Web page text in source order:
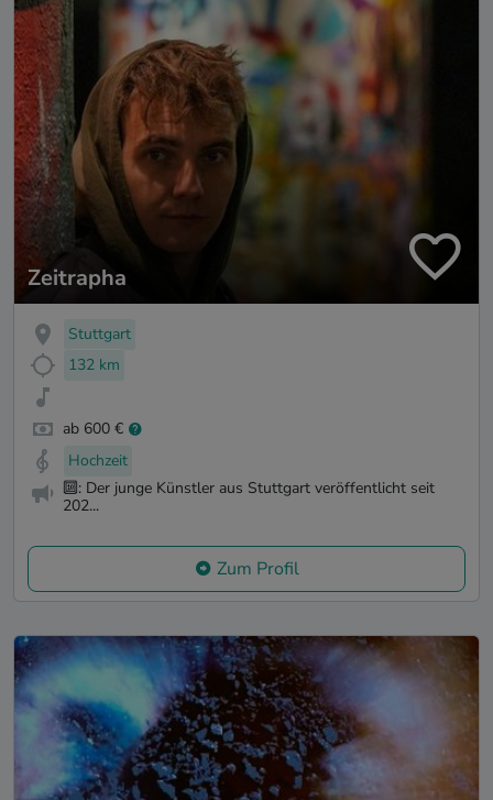
Zeitrapha
Stuttgart
132 km
ab 600 €
Hochzeit
🔟: Der junge Künstler aus Stuttgart veröffentlicht seit
202...
Zum Profil